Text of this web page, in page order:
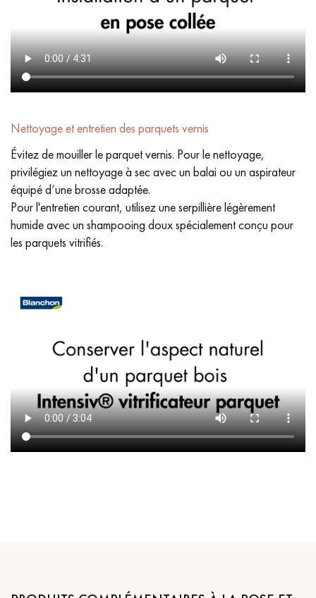
Nettoyage et entretien des parquets vernis
Évitez de mouiller le parquet vernis. Pour le nettoyage,
privilégiez un nettoyage à sec avec un balai ou un aspirateur
équipé d’une brosse adaptée.
Pour l'entretien courant, utilisez une serpillière légèrement
humide avec un shampooing doux spécialement conçu pour
les parquets vitrifiés.